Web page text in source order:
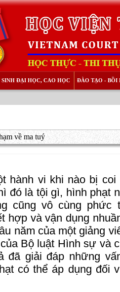
SINH ĐẠI HỌC, CAO HỌC ĐÀO TẠO - BỒI
về ma tuý
hành vi khi nào bị
đó là tội gì, hình phạt
cũng vô cùng
hợp và vận dụng
năm của một giảng
Bộ luật Hình sự và
đã giải đáp những
có thể áp dụng đối